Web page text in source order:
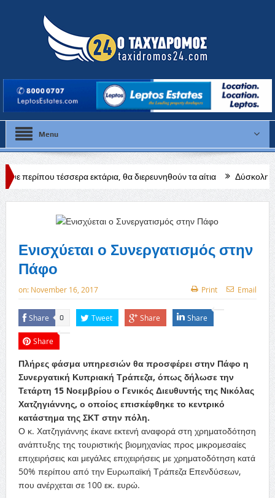
Menu
εκτάρια, θα διερευνηθούν τα αίτια Δύσκολη αποστολή για
Ενισχύεται ο Συνεργατισμός στην
Πάφο
on: November 16, 2017 Print Email
Share 0 Tweet Share Share
Share
Πλήρες φάσμα υπηρεσιών θα προσφέρει στην Πάφο η
Συνεργατική Κυπριακή Τράπεζα, όπως δήλωσε την
Τετάρτη 15 Νοεμβρίου ο Γενικός Διευθυντής της Νικόλας
Χατζηγιάννης, ο οποίος επισκέφθηκε το κεντρικό
κατάστημα της ΣΚΤ στην πόλη.
Ο κ. Χατζηγιάννης έκανε εκτενή αναφορά στη χρηματοδότηση
ανάπτυξης της τουριστικής βιομηχανίας προς μικρομεσαίες
επιχειρήσεις και μεγάλες επιχειρήσεις με χρηματοδότηση κατά
50% περίπου από την Ευρωπαϊκή Τράπεζα Επενδύσεων,
που ανέρχεται σε 100 εκ. ευρώ.